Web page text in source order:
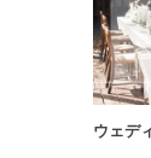
ウェデ